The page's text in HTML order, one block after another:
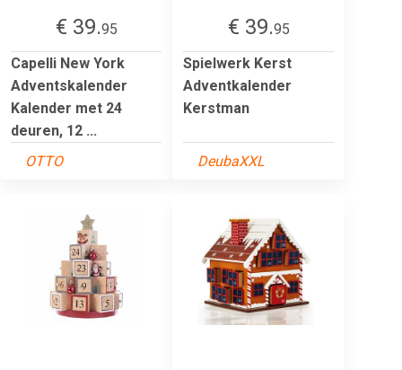
€ 39.95
Capelli New York
Adventskalender
Kalender met 24
deuren, 12 ...
OTTO
€ 39.95
Spielwerk Kerst
Adventkalender
Kerstman
DeubaXXL